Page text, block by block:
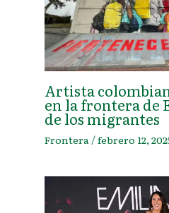
Artista
en la frontera de
de los migrantes
Frontera /febrero 12,